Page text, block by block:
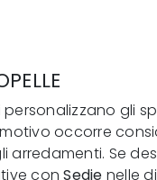
gli
occorre
arredamenti. Se
conSedie nelle